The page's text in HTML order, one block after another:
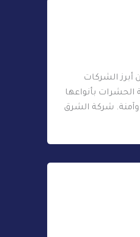
أبرز الشركات
بأنواعها
وآمنة. شركة الشرق